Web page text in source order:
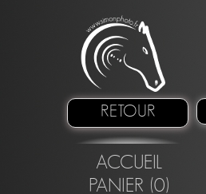
RETOUR
ACCUEIL
PANIER (0)